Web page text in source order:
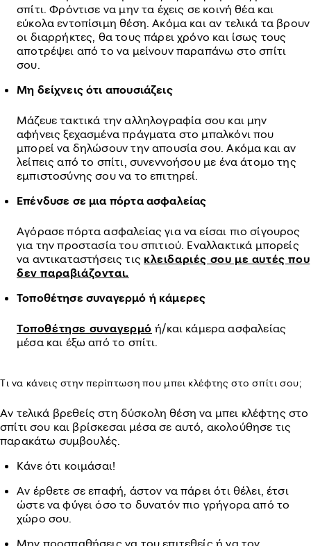
σπίτι. Φρόντισε να μην τα έχεις σε κοινή θέα και
εύκολα εντοπίσιμη θέση. Ακόμα και αν τελικά τα βρουν
οι διαρρήκτες, θα τους πάρει χρόνο και ίσως τους
αποτρέψει από το να μείνουν παραπάνω στο σπίτι
σου.
Μη δείχνεις ότι απουσιάζεις
Μάζευε τακτικά την αλληλογραφία σου και μην
αφήνεις ξεχασμένα πράγματα στο μπαλκόνι που
μπορεί να δηλώσουν την απουσία σου. Ακόμα και αν
λείπεις από το σπίτι, συνεννοήσου με ένα άτομο της
εμπιστοσύνης σου να το επιτηρεί.
Επένδυσε σε μια πόρτα ασφαλείας
Αγόρασε πόρτα ασφαλείας για να είσαι πιο σίγουρος
για την προστασία του σπιτιού. Εναλλακτικά μπορείς
να αντικαταστήσεις τις κλειδαριές σου με αυτές που
δεν παραβιάζονται.
Τοποθέτησε συναγερμό ή κάμερες
Τοποθέτησε συναγερμό ή/και κάμερα ασφαλείας
μέσα και έξω από το σπίτι.
Τι να κάνεις στην περίπτωση που μπει κλέφτης στο σπίτι σου;
Αν τελικά βρεθείς στη δύσκολη θέση να μπει κλέφτης στο
σπίτι σου και βρίσκεσαι μέσα σε αυτό, ακολούθησε τις
παρακάτω συμβουλές.
Κάνε ότι κοιμάσαι!
Αν έρθετε σε επαφή, άστον να πάρει ότι θέλει, έτσι
ώστε να φύγει όσο το δυνατόν πιο γρήγορα από το
χώρο σου.